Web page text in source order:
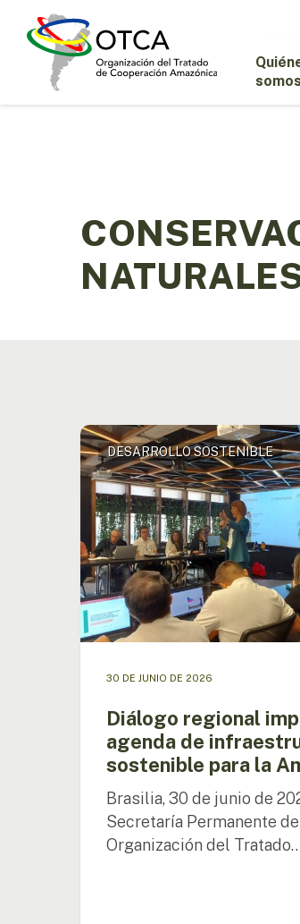
somos
Diálogo
regional
impulsa
una
agenda
de
infraestructura
sostenible
para
la
Amazonía
DESARROLLO SOSTENIBLE
30 DE JUNIO DE 2026
Diálogo regional
agenda de
sostenible para la
Brasilia, 30 de junio de
Secretaría Permanente
Organización del